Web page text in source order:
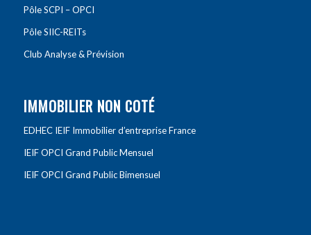
Pôle SCPI – OPCI
Pôle SIIC-REITs
Club Analyse & Prévision
IMMOBILIER NON COTÉ
EDHEC IEIF Immobilier d’entreprise France
IEIF OPCI Grand Public Mensuel
IEIF OPCI Grand Public Bimensuel